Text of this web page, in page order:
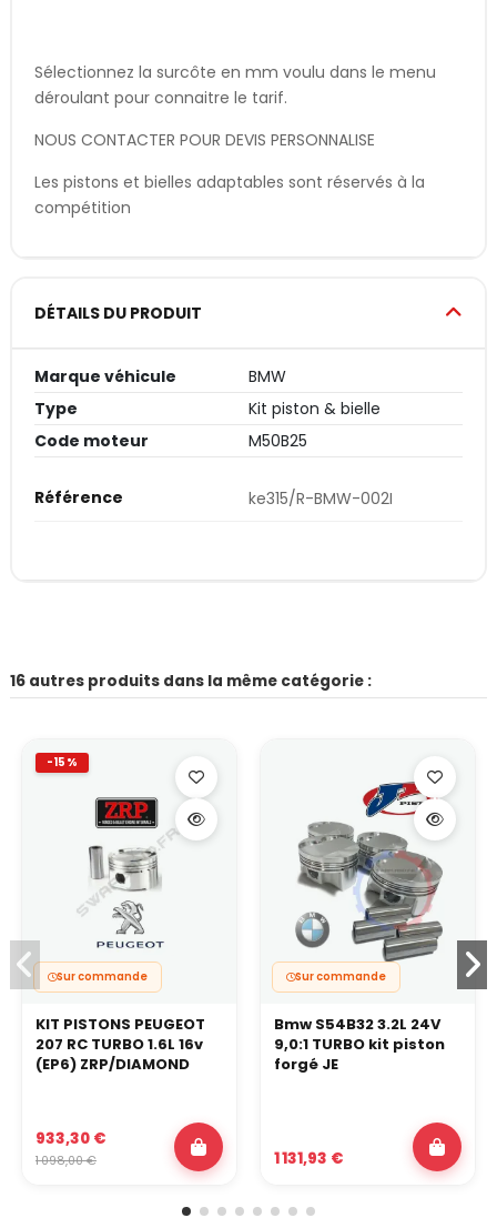
Sélectionnez la surcôte en mm voulu dans le menu
déroulant pour connaitre le tarif.
NOUS CONTACTER POUR DEVIS PERSONNALISE
Les pistons et bielles adaptables sont réservés à la
compétition
DÉTAILS DU PRODUIT
Marque véhicule
BMW
Type
Kit piston & bielle
Code moteur
M50B25
Référence ke315/R-BMW-002I
16 autres produits dans la même catégorie :
-15%
Sur commande
KIT PISTONS PEUGEOT
207 RC TURBO 1.6L 16v
(EP6) ZRP/DIAMOND
933,30 €
1 098,00 €
Sur commande
Bmw S54B32 3.2L 24V
9,0:1 TURBO kit piston
forgé JE
1 131,93 €